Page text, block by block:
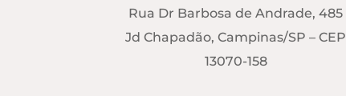
Rua Dr Barbosa de Andrade, 485
Jd Chapadão, Campinas/SP – CEP
13070-158